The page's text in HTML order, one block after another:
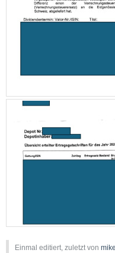
Einmal editiert, zuletzt von